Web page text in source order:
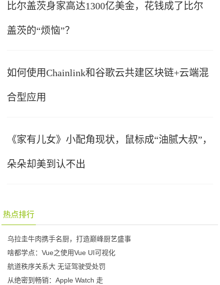
比尔盖茨身家高达1300亿美金，花钱成了比尔
盖茨的“烦恼”？
如何使用Chainlink和谷歌云共建区块链+云端混
合型应用
《家有儿女》小配角现状，鼠标成“油腻大叔”，
朵朵却美到认不出
热点排行
乌拉圭牛肉携手名厨，打造巅峰厨艺盛事
啥都学点：Vue之使用Vue UI可视化
航道秩序关系大 无证驾驶受处罚
从绝密到畅销：Apple Watch 走